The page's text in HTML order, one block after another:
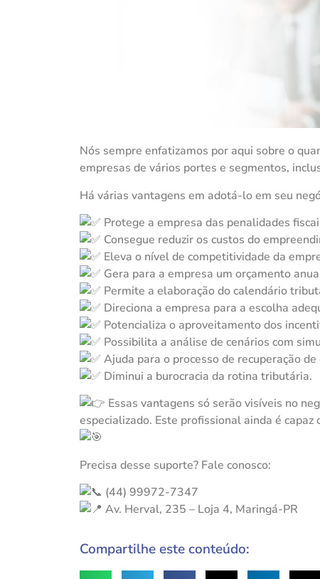
Nós sempre enfatizamos por aqui sobre o
empresas de vários portes e segmentos,
Há várias vantagens em adotá-lo em seu
Protege a empresa das penalidades
Consegue reduzir os custos do
Eleva o nível de competitividade da
Gera para a empresa um orçamento
Permite a elaboração do calendário
Direciona a empresa para a escolha
Potencializa o aproveitamento dos
Possibilita a análise de cenários com
Ajuda para o processo de recuperação
Diminui a burocracia da rotina tributária.
Essas vantagens só serão visíveis no
especializado. Este profissional ainda é
Precisa desse suporte? Fale conosco:
(44) 99972-7347
Av. Herval, 235 – Loja 4, Maringá-PR
Compartilhe este conteúdo: